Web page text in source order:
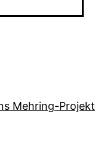
Mehring-Projekt